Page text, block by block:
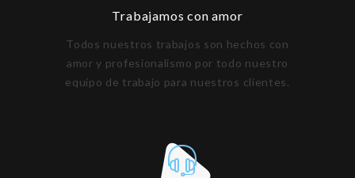
Trabajamos con amor
Todos nuestros trabajos son hechos con
amor y profesionalismo por todo nuestro
equipo de trabajo para nuestros clientes.